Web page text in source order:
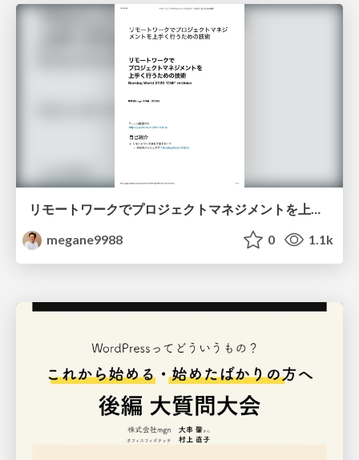
リモートワークでプロジェクトマネジメントを上手く行うための技術
megane9988
0 1.1k